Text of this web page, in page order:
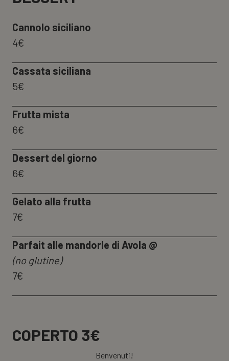
Cannolo siciliano
4€
Cassata siciliana
5€
Frutta mista
6€
Dessert del giorno
6€
Gelato alla frutta
7€
Parfait alle mandorle di Avola @
(no glutine)
7€
COPERTO 3€
Benvenuti!